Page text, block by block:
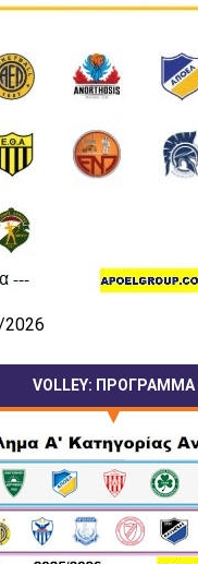
VOLLEY: ΠΡΟΓΡΑΜΜΑ